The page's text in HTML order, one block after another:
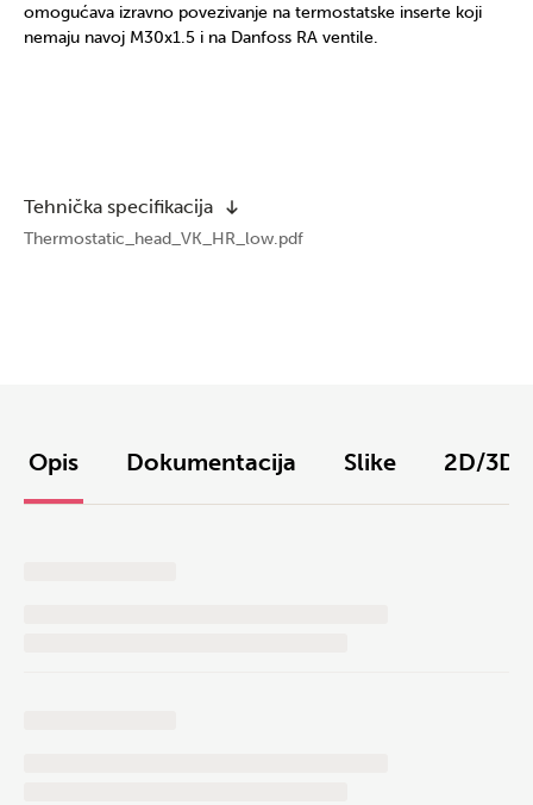
omogućava izravno povezivanje na termostatske inserte koji
nemaju navoj M30x1.5 i na Danfoss RA ventile.
Tehnička specifikacija
Thermostatic_head_VK_HR_low.pdf
Opis Dokumentacija Slike 2D/3D